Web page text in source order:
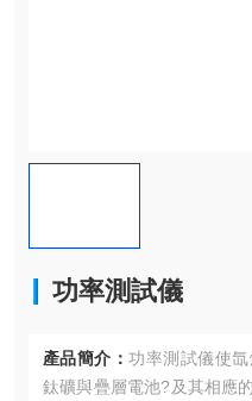
功率測試儀
產品簡介： 功率測試儀使
鈦礦與疊層電池?及其相應